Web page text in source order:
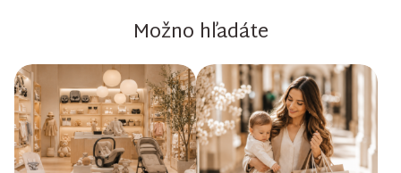
Možno hľadáte